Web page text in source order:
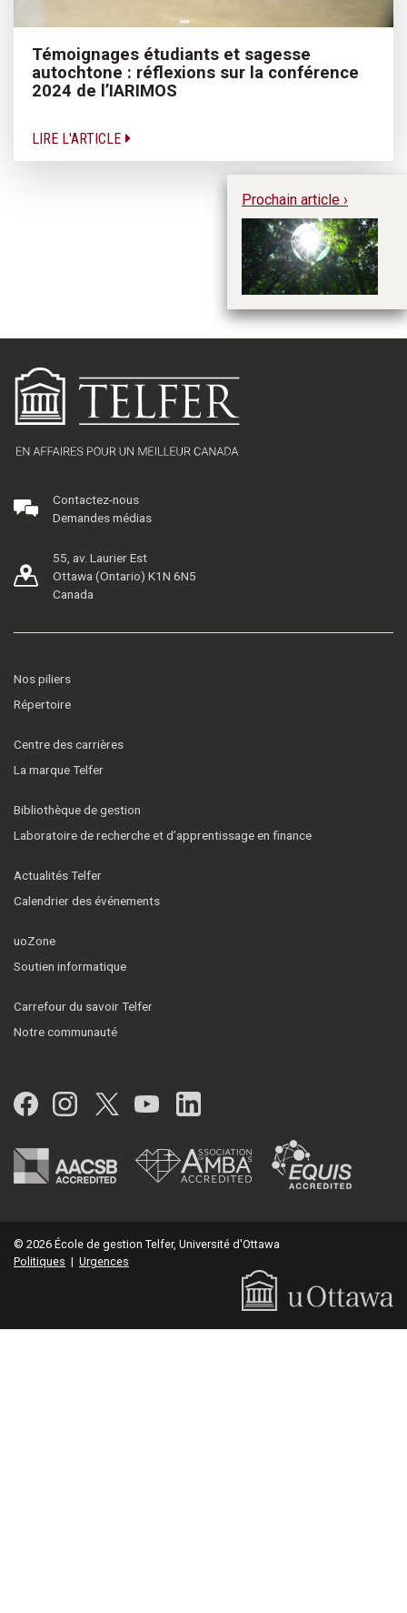
Témoignages étudiants et sagesse
autochtone : réflexions sur la conférence
2024 de l’IARIMOS
LIRE L'ARTICLE
Prochain article ›
Contactez-nous
Demandes médias
55, av. Laurier Est
Ottawa (Ontario) K1N 6N5
Canada
Nos piliers
Répertoire
Centre des carrières
La marque Telfer
Bibliothèque de gestion
Laboratoire de recherche et d’apprentissage en finance
Actualités Telfer
Calendrier des événements
uoZone
Soutien informatique
Carrefour du savoir Telfer
Notre communauté
Facebook
Instagram
Twitter
YouTubeLinkedIn
© 2026 École de gestion Telfer, Université d'Ottawa
Politiques | Urgences